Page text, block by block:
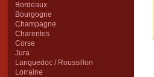
Bordeaux
Bourgogne
Champagne
Charentes
Corse
Jura
Languedoc / Roussillon
Lorraine